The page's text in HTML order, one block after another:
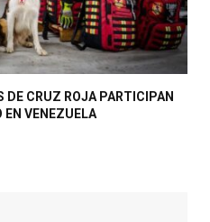
DE CRUZ ROJA PARTICIPAN
EN VENEZUELA